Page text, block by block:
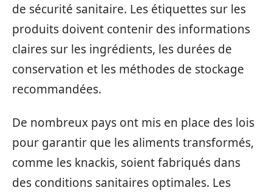
de sécurité sanitaire. Les étiquettes sur les
produits doivent contenir des informations
claires sur les ingrédients, les durées de
conservation et les méthodes de stockage
recommandées.
De nombreux pays ont mis en place des lois
pour garantir que les aliments transformés,
comme les knackis, soient fabriqués dans
des conditions sanitaires optimales. Les